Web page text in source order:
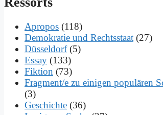
Apropos (118)
Demokratie und Rechtsstaat (27)
Düsseldorf(5)
Essay (133)
Fiktion (73)
Fragment/e zu einigen populären
(3)
Geschichte (36)